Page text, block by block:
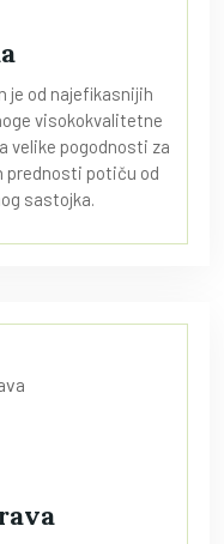
je od najefikasnijih
visokokvalitetne
velike pogodnosti za
prednosti potiču od
sastojka.